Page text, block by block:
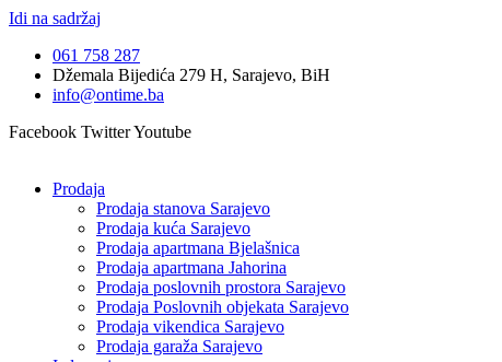
Idi na sadržaj
061 758 287
Džemala Bijedića 279 H, Sarajevo, BiH
info@ontime.ba
Facebook TwitterYoutube
Prodaja
Prodaja stanova Sarajevo
Prodaja kuća Sarajevo
Prodaja apartmana Bjelašnica
Prodaja apartmana Jahorina
Prodaja poslovnih prostora Sarajevo
Prodaja Poslovnih objekata Sarajevo
Prodaja vikendica Sarajevo
Prodaja garaža Sarajevo